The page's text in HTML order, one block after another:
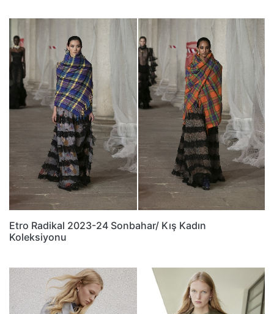
Etro Radikal 2023-24 Sonbahar/ Kış Kadın
Koleksiyonu